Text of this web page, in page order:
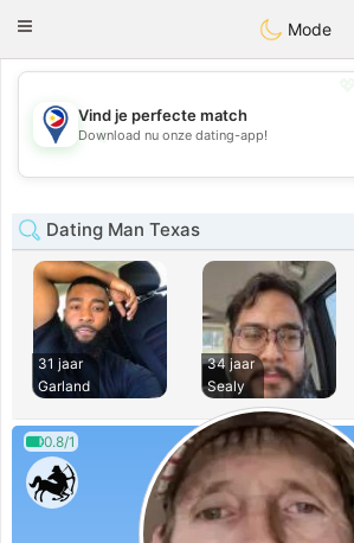
PhilippinesChat
Toggle
Mode
💖
💕
Vind je perfecte match
Download nu onze dating-app!
Dating Man Texas
31 jaar
Garland
34 jaar
Sealy
0.8/1